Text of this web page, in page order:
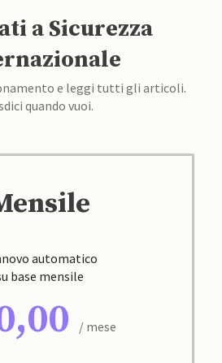
a Sicurezza
e leggi tutti gli articoli.
quando vuoi.
automatico
base mensile
/ mese